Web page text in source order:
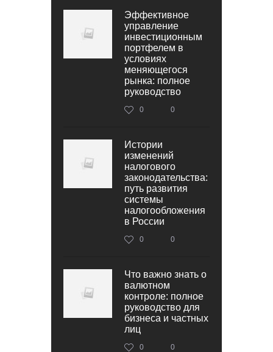
Эффективное
управление
инвестиционным
портфелем в
условиях
меняющегося
рынка: полное
руководство
0 0
Истории
изменений
налогового
законодательства:
путь развития
системы
налогообложения
в России
0 0
Что важно знать о
валютном
контроле: полное
руководство для
бизнеса и частных
лиц
0 0